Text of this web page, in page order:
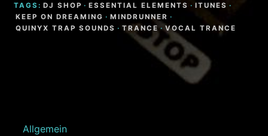
TAGS: DJ SHOP · ESSENTIAL ELEMENTS · ITUNES ·
KEEP ON DREAMING · MINDRUNNER ·
QUINYX TRAP SOUNDS · TRANCE · VOCAL TRANCE
Allgemein